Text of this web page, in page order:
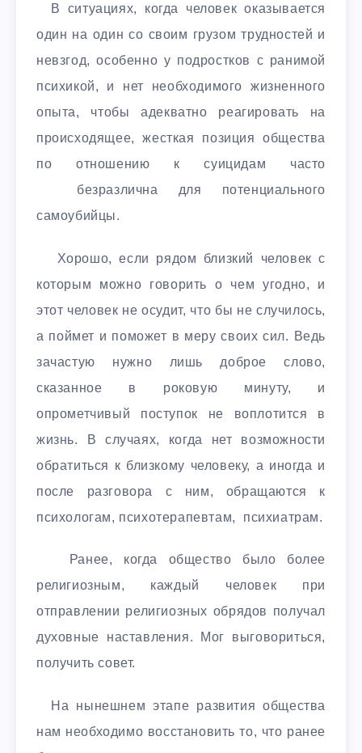
В ситуациях, когда человек оказывается
один на один со своим грузом трудностей и
невзгод, особенно у подростков с ранимой
психикой, и нет необходимого жизненного
опыта, чтобы адекватно реагировать на
происходящее, жесткая позиция общества
по отношению к суицидам часто
безразлична для потенциального
самоубийцы.
Хорошо, если рядом близкий человек с
которым можно говорить о чем угодно, и
этот человек не осудит, что бы не случилось,
а поймет и поможет в меру своих сил. Ведь
зачастую нужно лишь доброе слово,
сказанное в роковую минуту, и
опрометчивый поступок не воплотится в
жизнь. В случаях, когда нет возможности
обратиться к близкому человеку, а иногда и
после разговора с ним, обращаются к
психологам, психотерапевтам, психиатрам.
Ранее, когда общество было более
религиозным, каждый человек при
отправлении религиозных обрядов получал
духовные наставления. Мог выговориться,
получить совет.
На нынешнем этапе развития общества
нам необходимо восстановить то, что ранее